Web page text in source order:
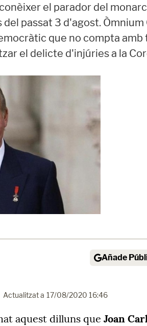
el parador del
passat 3 d'agost.
que no compta
el delicte d'injúries a la
Añade
Actualitzat a 17/08/2020 16:46
aquest dilluns que Joan